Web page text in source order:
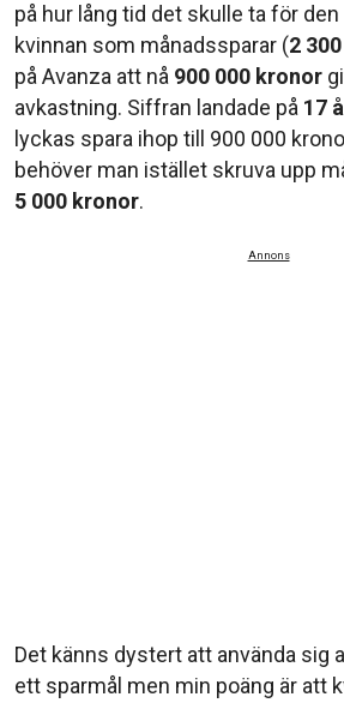
på hur lång tid det skulle ta för
kvinnan som månadssparar (2 300
på Avanza att nå 900 000 kronor
avkastning. Siffran landade på 17
lyckas spara ihop till 900 000
behöver man istället skruva upp
5 000 kronor.
Annons
Det känns dystert att använda sig
ett sparmål men min poäng är att